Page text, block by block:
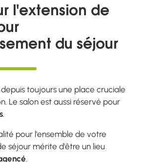
l'extension de
du séjour
toujours une place cruciale
Le salon est aussi réservé pour
.
pour l'ensemble de votre
séjour mérite d'être un lieu
.